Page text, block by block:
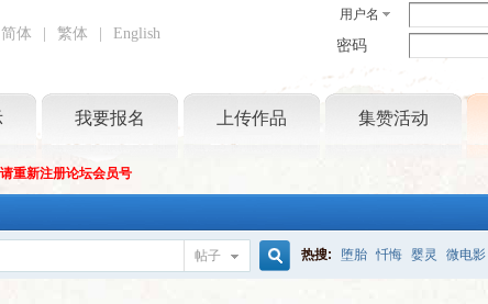
简体 繁体 English
用户名
密码
我要报名 上传作品 集赞活动
重新注册论坛会员号
帖子 热搜: 堕胎 忏悔 婴灵 微电影